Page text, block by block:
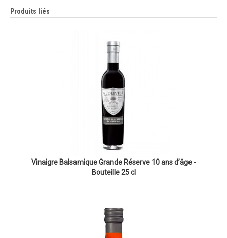
Produits liés
Vinaigre Balsamique Grande Réserve 10 ans d’âge -
Bouteille 25 cl